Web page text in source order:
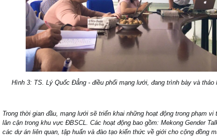
Hình 3: TS. Lý Quốc Đẳng - điều phối mạng lưới, đang trình bày và
Trong thời gian đầu, mạng lưới sẽ triển khai những hoạt động trong phạm
lân cận trong khu vực ĐBSCL. Các hoạt động bao gồm: Mekong Gender
các dự án liên quan, tập huấn và đào tạo kiến thức về giới cho cộng đồng